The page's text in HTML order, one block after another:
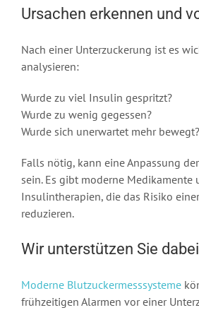
Ursachen erkennen und
Nach einer Unterzuckerung ist es
analysieren:
Wurde zu viel Insulin gespritzt?
Wurde zu wenig gegessen?
Wurde sich unerwartet mehr bewegt?
Falls nötig, kann eine Anpassung
sein. Es gibt moderne Medikamente
Insulintherapien, die das Risiko
reduzieren.
Wir unterstützen Sie
Moderne Blutzuckermesssysteme
frühzeitigen Alarmen vor einer